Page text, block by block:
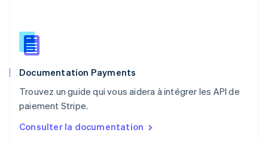
Documentation Payments
Trouvez un guide qui vous aidera à intégrer les API de
paiement Stripe.
Consulter la documentation
English
Roumanie
Royaume-Uni
Singapour
English 简体中文
English